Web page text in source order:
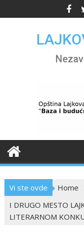
to
Vi ste ovde Home
I DRUGO MESTO
LITERARNOM